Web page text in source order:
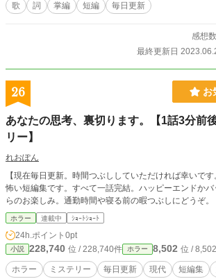
歌 詞 掌編 短編 毎日更新
感想
最終更新日
26 お
あなたの思考、裏切ります。【1話3分前
リー】
れおぽん
【現在毎日更新。時間つぶししていただければ幸いで
怖い短編集です。すべて一話完結。ハッピーエンドか
らのお楽しみ。通勤時間や寝る前の暇つぶしにどうぞ。
ホラー 連載中 ｼｮｰﾄｼｮｰﾄ
24h.ポイント 0pt
小説 228,740 位 / 228,740件 ホラー 8,502 位 /
ホラー ミステリー 毎日更新 現代 短編集